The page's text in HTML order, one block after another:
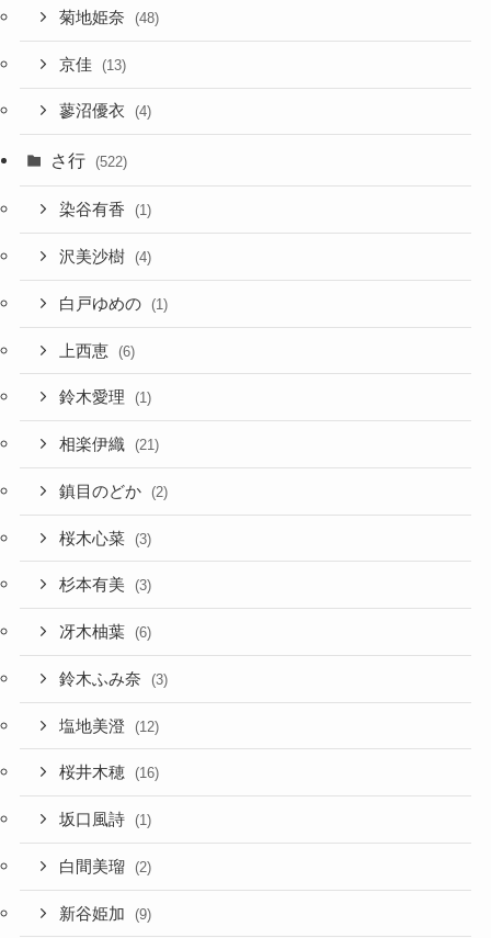
菊地姫奈 (48)
京佳 (13)
蓼沼優衣 (4)
さ行 (522)
染谷有香 (1)
沢美沙樹 (4)
白戸ゆめの (1)
上西恵 (6)
鈴木愛理 (1)
相楽伊織 (21)
鎮目のどか (2)
桜木心菜 (3)
杉本有美 (3)
冴木柚葉 (6)
鈴木ふみ奈 (3)
塩地美澄 (12)
桜井木穂 (16)
坂口風詩 (1)
白間美瑠 (2)
新谷姫加 (9)